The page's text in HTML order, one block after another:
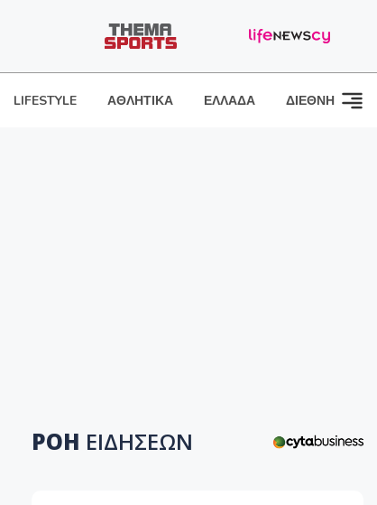
LIFESTYLE ΑΘΛΗΤΙΚΑ ΕΛΛΑΔΑ ΔΙΕΘΝΗ
ΡΟΗ ΕΙΔΗΣΕΩΝ